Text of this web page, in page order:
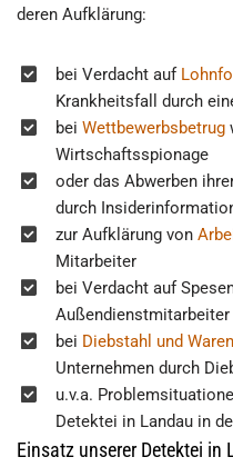
deren Aufklärung:
bei Verdacht auf
Krankheitsfall durch
bei Wettbewerbsbetrug
Wirtschaftsspionage
oder das Abwerben
durch
zur Aufklärung von
Mitarbeiter
bei Verdacht auf
Außendienstmitarbeiter
bei Diebstahl und
Unternehmen durch
u.v.a.
Detektei in Landau in
Einsatz unserer Detektei